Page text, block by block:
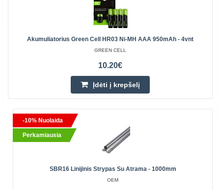
Akumuliatorius Green Cell HR03 Ni-MH AAA 950mAh - 4vnt
GREEN CELL
10.20€
Įdėti į krepšelį
-10% Nuolaida
Perkamiausia
SBR16 Linijinis Strypas Su Atrama - 1000mm
OEM